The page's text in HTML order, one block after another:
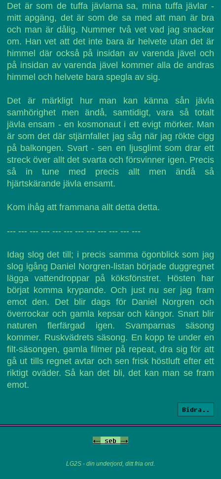
Det är som de tuffa jävlarna sa, mina tuffa jävlar -
mitt apgäng, det är som de sa med att man är bra
och man är dålig. Nummer två vet vad jag snackar
om. Han vet att det inte bara är helvete utan det är
himmel där också på insidan av varenda jävel och
på insidan av varenda jävel kommer alla de andras
himmel och helvete bara spegla av sig.
Det är märkligt hur man kan känna sån jävla
samhörighet men ändå, samtidigt, vara så totalt
jävla ensam - en kosmonaut i ett evigt mörker. Man
är som det där stjärnfallet jag såg när jag rökte cigg
på balkongen. Svart - sen en ljusglimt som drar ett
streck över allt det svarta och försvinner igen. Precis
så in tune med precis allt men ändå så
hjärtskärande jävla ensamt.
Kom ihåg att frammana allt detta detta.
--- --- --- --- --- --- --- --- --- --- --- ---
Idag slog det till; i precis samma ögonblick som jag
slog igång Daniel Norgren-listan började duggregnet
lägga vattendroppar på köksfönstret. Hösten har
börjat komma krypande. Och just nu ser jag fram
emot den. Det blir dags för Daniel Norgren och
överrockar och gamla kepsar och kängor. Snart blir
naturen flerfärgad igen. Svamparnas säsong
kommer. Ruskvädrets säsong. En kopp te under en
filt-säsongen, gamla filmer på repeat, dra sig för att
gå ut tills regnet avtar och sen frisk höstluft efter ett
riktigt oväder. Så kan det bli, det kan man se fram
emot.
Bidra..
<- seb ->
LG2S - din underjord, ditt fria ord.